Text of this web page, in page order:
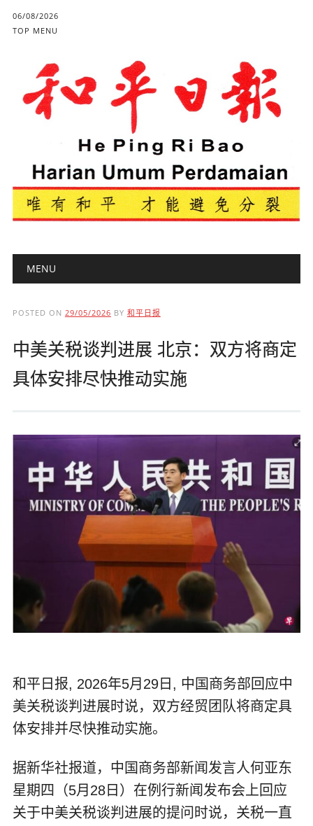
06/08/2026
TOP MENU
Main menu
MENU
POSTED ON 29/05/2026 BY 和平日报
中美关税谈判进展 北京：双方将商定
具体安排尽快推动实施
和平日报, 2026年5月29日, 中国商务部回应中
美关税谈判进展时说，双方经贸团队将商定具
体安排并尽快推动实施。
据新华社报道，中国商务部新闻发言人何亚东
星期四（5月28日）在例行新闻发布会上回应
关于中美关税谈判进展的提问时说，关税一直